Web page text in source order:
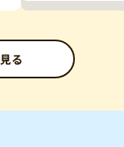
る